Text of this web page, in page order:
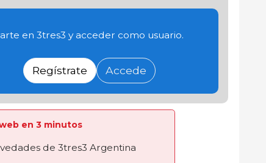
en 3tres3 y acceder como usuario.
Regístrate Accede
en 3 minutos
de 3tres3 Argentina